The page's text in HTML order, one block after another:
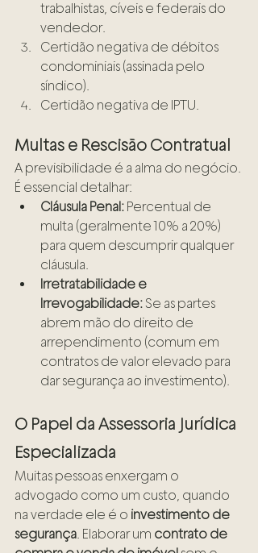
trabalhistas, cíveis e federais do
vendedor.
Certidão negativa de débitos
condominiais (assinada pelo
síndico).
Certidão negativa de IPTU.
Multas e Rescisão Contratual
A previsibilidade é a alma do negócio.
É essencial detalhar:
Cláusula Penal: Percentual de
multa (geralmente 10% a 20%)
para quem descumprir qualquer
cláusula.
Irretratabilidade e
Irrevogabilidade: Se as partes
abrem mão do direito de
arrependimento (comum em
contratos de valor elevado para
dar segurança ao investimento).
O Papel da Assessoria Jurídica
Especializada
Muitas pessoas enxergam o
advogado como um custo, quando
na verdade ele é o investimento de
segurança. Elaborar um contrato de